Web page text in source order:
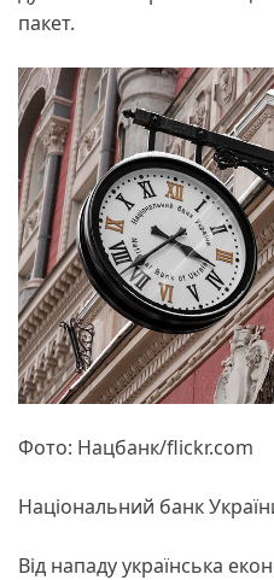
пакет.
Фото: Нацбанк/flickr.com
Національний банк
Від нападу українська